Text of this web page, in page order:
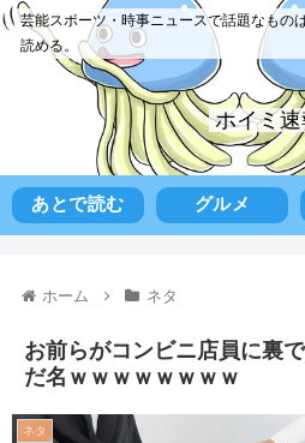
芸能スポーツ・時事ニュースで話題なもの
読める。
ホイミ速
あとで読む グルメ
ホーム ネタ
お前らがコンビニ店員に裏
だ名ｗｗｗｗｗｗｗｗ
ネタ